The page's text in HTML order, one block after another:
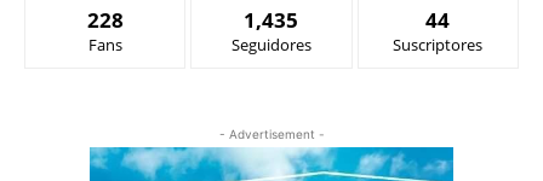
228
Fans
1,435
Seguidores
44
Suscriptores
- Advertisement -